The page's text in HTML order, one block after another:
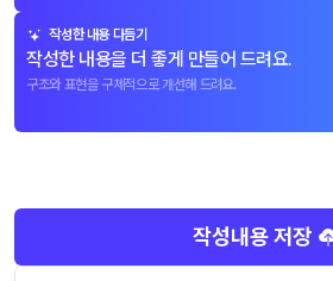
작성한 내용 다듬기
작성한 내용을 더 좋게 만들어 드려요.
구조와 표현을 구체적으로 개선해 드려요.
작성내용 저장